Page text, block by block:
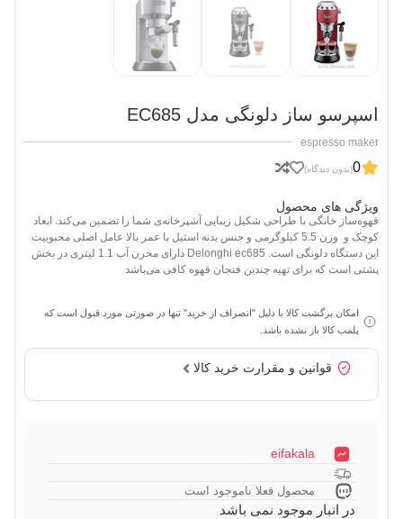
اسپرسو ساز دلونگی مدل EC685
espresso maker
0(بدون دیدگاه)
ویژگی های محصول
قهوه‌ساز خانگی با طراحی شکیل زیبایی آشپزخانه‌ی شما را تضمین می‌کند. ابعاد
کوچک و وزن 5.5 کیلوگرمی و جنس بدنه استیل با عمر بالا عامل اصلی محبوبیت
این دستگاه دلونگی است. Delonghi ec685 دارای مخرن آب 1.1 لیتری در بخش
پشتی است که برای تهیه چندین فنجان قهوه کافی می‌باشد
امکان برگشت کالا با دلیل "انصراف از خرید" تنها در صورتی مورد قبول است که
پلمب کالا باز نشده باشد.
قوانین و مقرارت خرید کالا
eifakala
محصول فعلا ناموجود است
در انبار موجود نمی باشد